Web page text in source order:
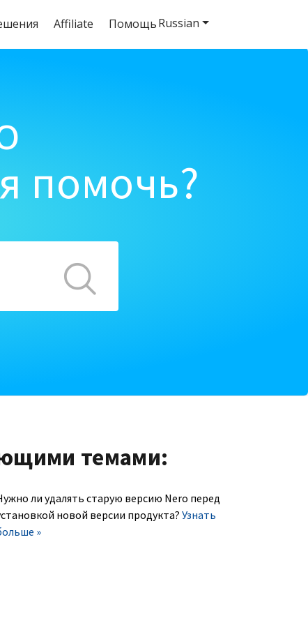
Affiliate Помощь
помочь?
темами:
ли удалять старую версию Nero перед
новой версии продукта? Узнать
»
Russian